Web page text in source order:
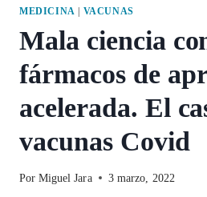
MEDICINA VACUNAS
Mala ciencia
fármacos de
acelerada. El
vacunas Covid
Por Miguel Jara 3 marzo, 2022